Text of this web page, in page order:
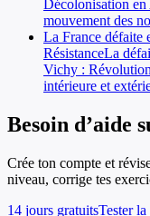
Décolonisation
mouvement des
La France
RésistanceLa
Vichy :
intérieure et
Besoin d’aide
Crée ton compte et
niveau, corrige tes
14 jours gratuitsTester